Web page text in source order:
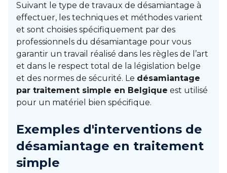
Suivant le type de travaux de désamiantage à
effectuer, les techniques et méthodes varient
et sont choisies spécifiquement par des
professionnels du désamiantage pour vous
garantir un travail réalisé dans les règles de l’art
et dans le respect total de la législation belge
et des normes de sécurité. Le désamiantage
par traitement simple en Belgique est utilisé
pour un matériel bien spécifique.
Exemples d'interventions de
désamiantage en traitement
simple